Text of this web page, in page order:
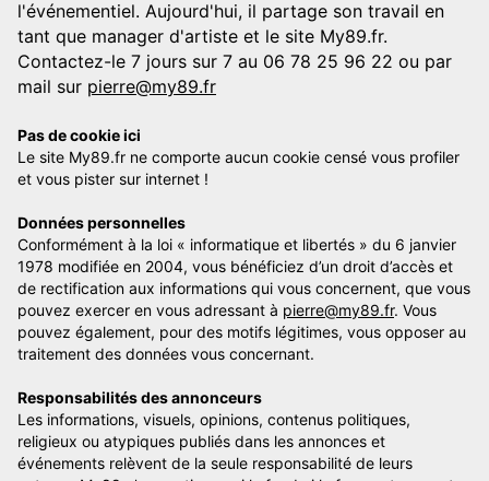
l'événementiel. Aujourd'hui, il partage son travail en
tant que manager d'artiste et le site My89.fr.
Contactez-le 7 jours sur 7 au 06 78 25 96 22 ou par
mail sur pierre@my89.fr
Pas de cookie ici
Le site My89.fr ne comporte aucun cookie censé vous profiler
et vous pister sur internet !
Données personnelles
Conformément à la loi « informatique et libertés » du 6 janvier
1978 modifiée en 2004, vous bénéficiez d’un droit d’accès et
de rectification aux informations qui vous concernent, que vous
pouvez exercer en vous adressant à pierre@my89.fr. Vous
pouvez également, pour des motifs légitimes, vous opposer au
traitement des données vous concernant.
Responsabilités des annonceurs
Les informations, visuels, opinions, contenus politiques,
religieux ou atypiques publiés dans les annonces et
événements relèvent de la seule responsabilité de leurs